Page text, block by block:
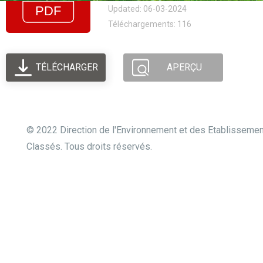
Updated: 06-03-2024
Téléchargements: 116
TÉLÉCHARGER APERÇU
© 2022 Direction de l'Environnement et des
Classés. Tous droits réservés.